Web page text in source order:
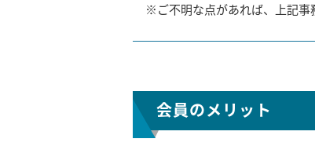
ご不明な点があれば、上記事
会員のメリット